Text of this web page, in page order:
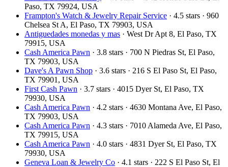
Paso, TX 79924, USA
Frampton's Watch & Jewelry Repair Service · 4.5 stars · 960
Chelsea St A, El Paso, TX 79903, USA
Antiguedades monedas y mas · West Dr Apt 8, El Paso, TX
79915, USA
Cash America Pawn · 3.8 stars · 700 N Piedras St, El Paso,
TX 79903, USA
Dave's A Pawn Shop · 3.6 stars · 216 S El Paso St, El Paso,
TX 79901, USA
First Cash Pawn · 3.7 stars · 4015 Dyer St, El Paso, TX
79930, USA
Cash America Pawn · 4.2 stars · 4630 Montana Ave, El Paso,
TX 79903, USA
Cash America Pawn · 4.3 stars · 7010 Alameda Ave, El Paso,
TX 79915, USA
Cash America Pawn · 4.0 stars · 4831 Dyer St, El Paso, TX
79930, USA
Geneva Loan & Jewelry Co · 4.1 stars · 222 S El Paso St, El